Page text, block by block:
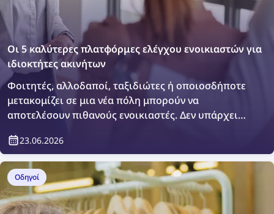
Οι 5 καλύτερες πλατφόρμες ελέγχου ενοικιαστών για
ιδιοκτήτες ακινήτων
Φοιτητές, αλλοδαποί, ταξιδιώτες ή οποιοσδήποτε
μετακομίζει σε μια νέα πόλη μπορούν να
αποτελέσουν πιθανούς ενοικιαστές. Δεν υπάρχει
έναν επιπλέον έλεγχο ή απλώς να επιβεβαιώσετε
ποιος θα διαμένει στο ακίνητό σας. Πώς μπορείτε
να το κάνετε; Εύκολα, με πλατφόρμες ελέγχου
ενοικιαστών.
23.06.2026
Οδηγοί